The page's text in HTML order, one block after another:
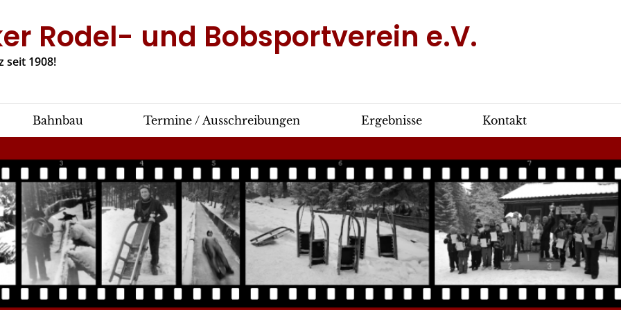
Rodel- und Bobsportverein e.V.
seit 1908!
Bahnbau Termine / Ausschreibungen Ergebnisse Kontakt